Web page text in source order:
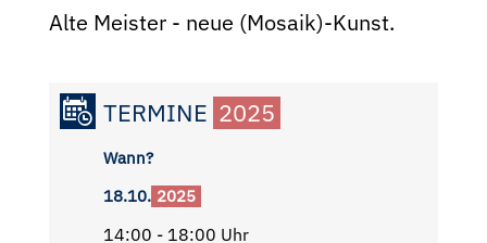
Alte Meister - neue (Mosaik)-Kunst.
TERMINE 2025
Wann?
18.10. 2025
14:00 - 18:00 Uhr